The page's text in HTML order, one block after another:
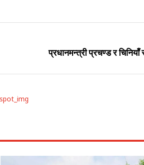
प्रधानमन्त्री प्रचण्ड र चिनियाँ